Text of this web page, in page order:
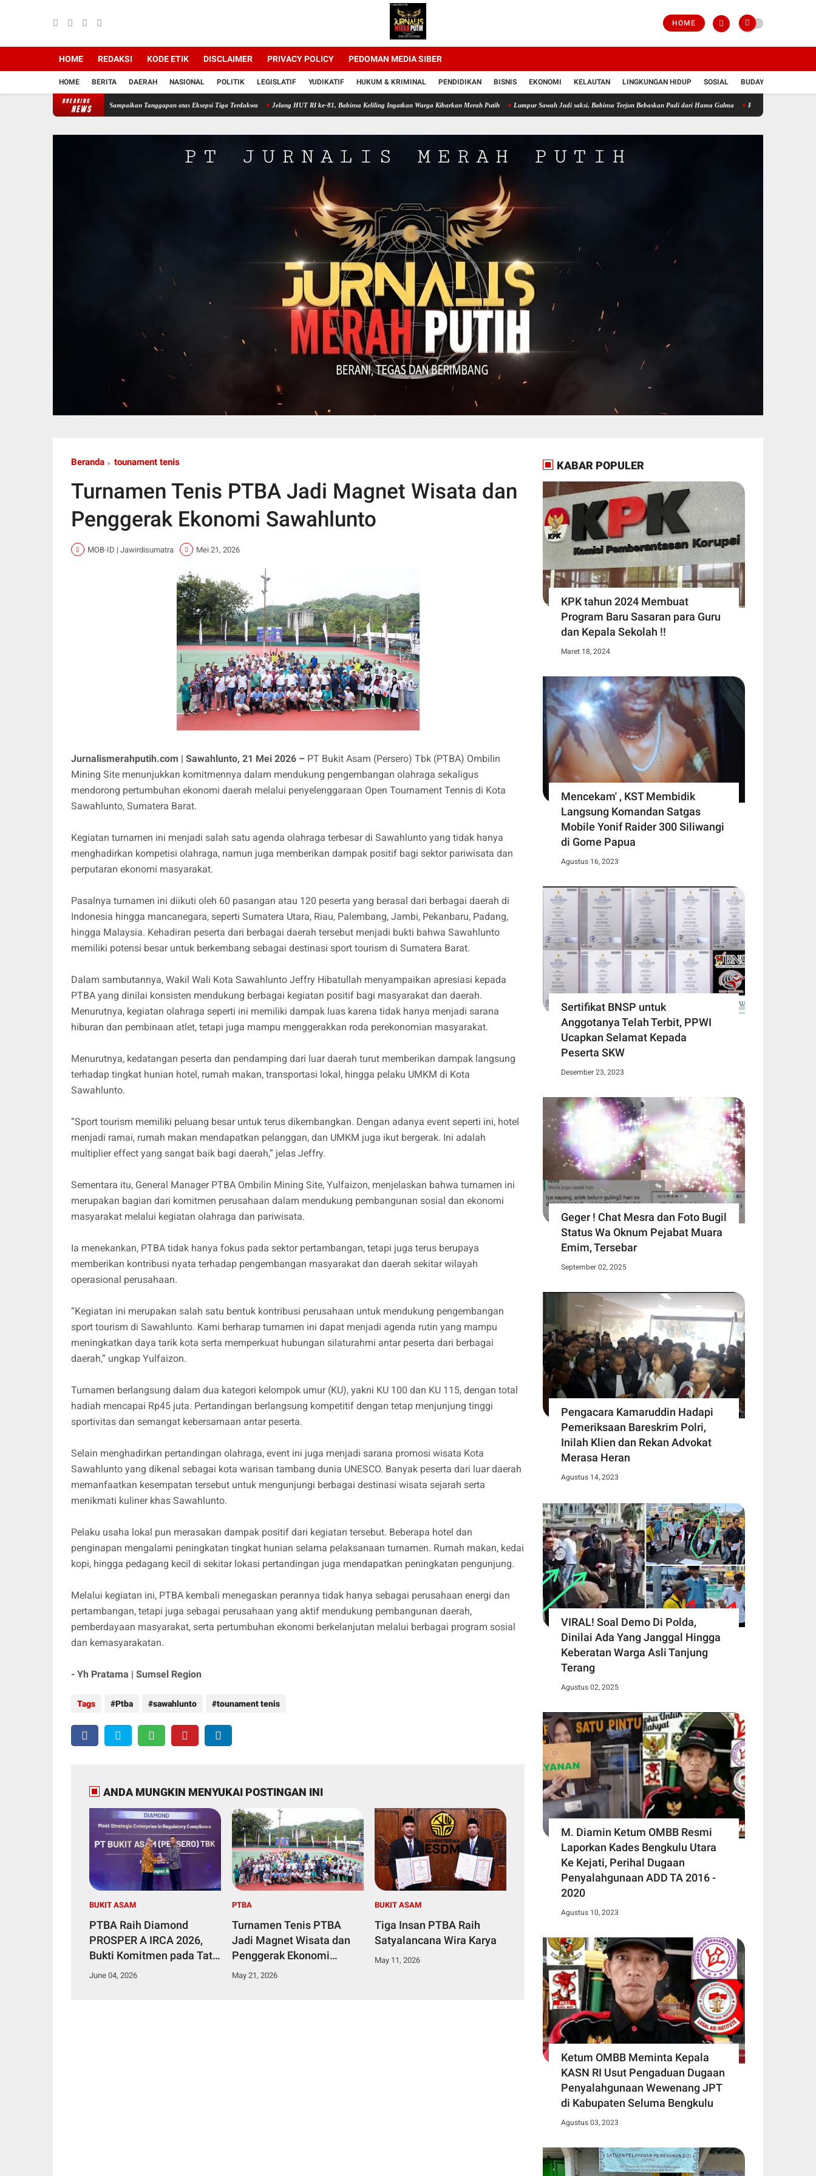
HOME
HOME REDAKSI KODE ETIK DISCLAIMER PRIVACY POLICY PEDOMAN MEDIA SIBER
HOME BERITA DAERAH NASIONAL POLITIK LEGISLATIF YUDIKATIF HUKUM & KRIMINAL PENDIDIKAN BISNIS EKONOMI KELAUTAN LINGKUNGAN HIDUP SOSIAL BUDAYA
BREAKING
NEWS
Semen Baturaja, JPU Sampaikan Tanggapan atas Eksepsi Tiga Terdakwa Jelang HUT RI ke-81, Babinsa Keliling Ingatkan Warga Kibarkan Merah Putih Lumpur Sawah Jadi saksi, Babinsa Terjun Bebaskan Padi dari Hama Gulma Perkuat Ketahanan Pangan
Beranda tounament tenis
Turnamen Tenis PTBA Jadi Magnet Wisata dan
Penggerak Ekonomi Sawahlunto
MOB-ID | Jawirdisumatra Mei 21, 2026
Jurnalismerahputih.com | Sawahlunto, 21 Mei 2026 – PT Bukit Asam (Persero) Tbk (PTBA) Ombilin
Mining Site menunjukkan komitmennya dalam mendukung pengembangan olahraga sekaligus
mendorong pertumbuhan ekonomi daerah melalui penyelenggaraan Open Tournament Tennis di Kota
Sawahlunto, Sumatera Barat.
Kegiatan turnamen ini menjadi salah satu agenda olahraga terbesar di Sawahlunto yang tidak hanya
menghadirkan kompetisi olahraga, namun juga memberikan dampak positif bagi sektor pariwisata dan
perputaran ekonomi masyarakat.
Pasalnya turnamen ini diikuti oleh 60 pasangan atau 120 peserta yang berasal dari berbagai daerah di
Indonesia hingga mancanegara, seperti Sumatera Utara, Riau, Palembang, Jambi, Pekanbaru, Padang,
hingga Malaysia. Kehadiran peserta dari berbagai daerah tersebut menjadi bukti bahwa Sawahlunto
memiliki potensi besar untuk berkembang sebagai destinasi sport tourism di Sumatera Barat.
Dalam sambutannya, Wakil Wali Kota Sawahlunto Jeffry Hibatullah menyampaikan apresiasi kepada
PTBA yang dinilai konsisten mendukung berbagai kegiatan positif bagi masyarakat dan daerah.
Menurutnya, kegiatan olahraga seperti ini memiliki dampak luas karena tidak hanya menjadi sarana
hiburan dan pembinaan atlet, tetapi juga mampu menggerakkan roda perekonomian masyarakat.
Menurutnya, kedatangan peserta dan pendamping dari luar daerah turut memberikan dampak langsung
terhadap tingkat hunian hotel, rumah makan, transportasi lokal, hingga pelaku UMKM di Kota
Sawahlunto.
“Sport tourism memiliki peluang besar untuk terus dikembangkan. Dengan adanya event seperti ini, hotel
menjadi ramai, rumah makan mendapatkan pelanggan, dan UMKM juga ikut bergerak. Ini adalah
multiplier effect yang sangat baik bagi daerah,” jelas Jeffry.
Sementara itu, General Manager PTBA Ombilin Mining Site, Yulfaizon, menjelaskan bahwa turnamen ini
merupakan bagian dari komitmen perusahaan dalam mendukung pembangunan sosial dan ekonomi
masyarakat melalui kegiatan olahraga dan pariwisata.
Ia menekankan, PTBA tidak hanya fokus pada sektor pertambangan, tetapi juga terus berupaya
memberikan kontribusi nyata terhadap pengembangan masyarakat dan daerah sekitar wilayah
operasional perusahaan.
“Kegiatan ini merupakan salah satu bentuk kontribusi perusahaan untuk mendukung pengembangan
sport tourism di Sawahlunto. Kami berharap turnamen ini dapat menjadi agenda rutin yang mampu
meningkatkan daya tarik kota serta memperkuat hubungan silaturahmi antar peserta dari berbagai
daerah,” ungkap Yulfaizon.
Turnamen berlangsung dalam dua kategori kelompok umur (KU), yakni KU 100 dan KU 115, dengan total
hadiah mencapai Rp45 juta. Pertandingan berlangsung kompetitif dengan tetap menjunjung tinggi
sportivitas dan semangat kebersamaan antar peserta.
Selain menghadirkan pertandingan olahraga, event ini juga menjadi sarana promosi wisata Kota
Sawahlunto yang dikenal sebagai kota warisan tambang dunia UNESCO. Banyak peserta dari luar daerah
memanfaatkan kesempatan tersebut untuk mengunjungi berbagai destinasi wisata sejarah serta
menikmati kuliner khas Sawahlunto.
Pelaku usaha lokal pun merasakan dampak positif dari kegiatan tersebut. Beberapa hotel dan
penginapan mengalami peningkatan tingkat hunian selama pelaksanaan turnamen. Rumah makan, kedai
kopi, hingga pedagang kecil di sekitar lokasi pertandingan juga mendapatkan peningkatan pengunjung.
Melalui kegiatan ini, PTBA kembali menegaskan perannya tidak hanya sebagai perusahaan energi dan
pertambangan, tetapi juga sebagai perusahaan yang aktif mendukung pembangunan daerah,
pemberdayaan masyarakat, serta pertumbuhan ekonomi berkelanjutan melalui berbagai program sosial
dan kemasyarakatan.
- Yh Pratama | Sumsel Region
Tags Ptba sawahlunto tounament tenis
ANDA MUNGKIN MENYUKAI POSTINGAN INI
BUKIT ASAM
PTBA Raih Diamond
PROSPER A IRCA 2026,
Bukti Komitmen pada Tata
Kelola dan Kepatuhan
June 04, 2026
PTBA
Turnamen Tenis PTBA
Jadi Magnet Wisata dan
Penggerak Ekonomi
Sawahlunto
May 21, 2026
BUKIT ASAM
Tiga Insan PTBA Raih
Satyalancana Wira Karya
May 11, 2026
KABAR POPULER
KPK tahun 2024 Membuat
Program Baru Sasaran para Guru
dan Kepala Sekolah !!
Maret 18, 2024
Mencekam' , KST Membidik
Langsung Komandan Satgas
Mobile Yonif Raider 300 Siliwangi
di Gome Papua
Agustus 16, 2023
Sertifikat BNSP untuk
Anggotanya Telah Terbit, PPWI
Ucapkan Selamat Kepada
Peserta SKW
Desember 23, 2023
Geger ! Chat Mesra dan Foto Bugil
Status Wa Oknum Pejabat Muara
Emim, Tersebar
September 02, 2025
Pengacara Kamaruddin Hadapi
Pemeriksaan Bareskrim Polri,
Inilah Klien dan Rekan Advokat
Merasa Heran
Agustus 14, 2023
VIRAL! Soal Demo Di Polda,
Dinilai Ada Yang Janggal Hingga
Keberatan Warga Asli Tanjung
Terang
Agustus 02, 2025
M. Diamin Ketum OMBB Resmi
Laporkan Kades Bengkulu Utara
Ke Kejati, Perihal Dugaan
Penyalahgunaan ADD TA 2016 -
2020
Agustus 10, 2023
Ketum OMBB Meminta Kepala
KASN RI Usut Pengaduan Dugaan
Penyalahgunaan Wewenang JPT
di Kabupaten Seluma Bengkulu
Agustus 03, 2023